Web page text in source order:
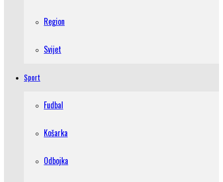
Region
Svijet
Sport
Fudbal
Košarka
Odbojka